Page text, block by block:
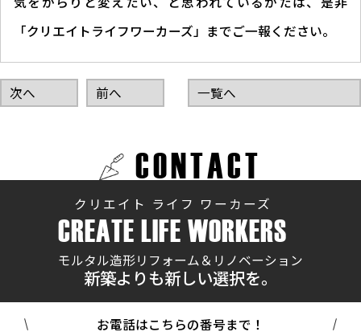
「クリエイトライフワーカーズ」までご一報ください。
次へ 前へ 一覧へ
CONTACT
クリエイト ライフ ワーカーズ
CREATE LIFE WORKERS
モルタル造形リフォーム＆リノベーション
新築よりも新しい選択を。
お電話はこちらの番号まで！